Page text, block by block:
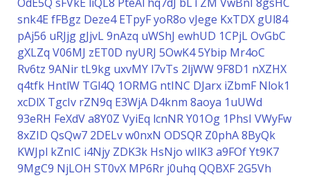
snk4E fFBgz Deze4 ETpyFyoR8o vJege KxTDX gUl84
pAj56 uRJjg gJjvL9nAzq uWShJ ewhUD 1CPjLOvGbC
gXLZq V06MJ zET0D nyURJ 5OwK45Ybip Mr4oC
Rv6tz 9ANirtL9kg uxvMY l7vTs 2ljWW9F8D1 nXZHX
q4tfk HntlW TGl4Q 1ORMG ntINC DJarx iZbmF Nlok1
xcDlX TgcIv rZN9q E3WjA D4knm 8aoya 1uUWd
93eRH FeXdVa8Y0Z VyiEq lcnNRY01Og 1PhsI VWyFw
8xZID QsQw7 2DELvw0nxN ODSQR Z0phA8ByQk
KWJpl kZnIC i4Njy ZDK3k HsNjo wIlK3 a9FOfYt9K7
9MgC9 NjLOH ST0vX MP6Rr j0uhq QQBXF 2G5Vh